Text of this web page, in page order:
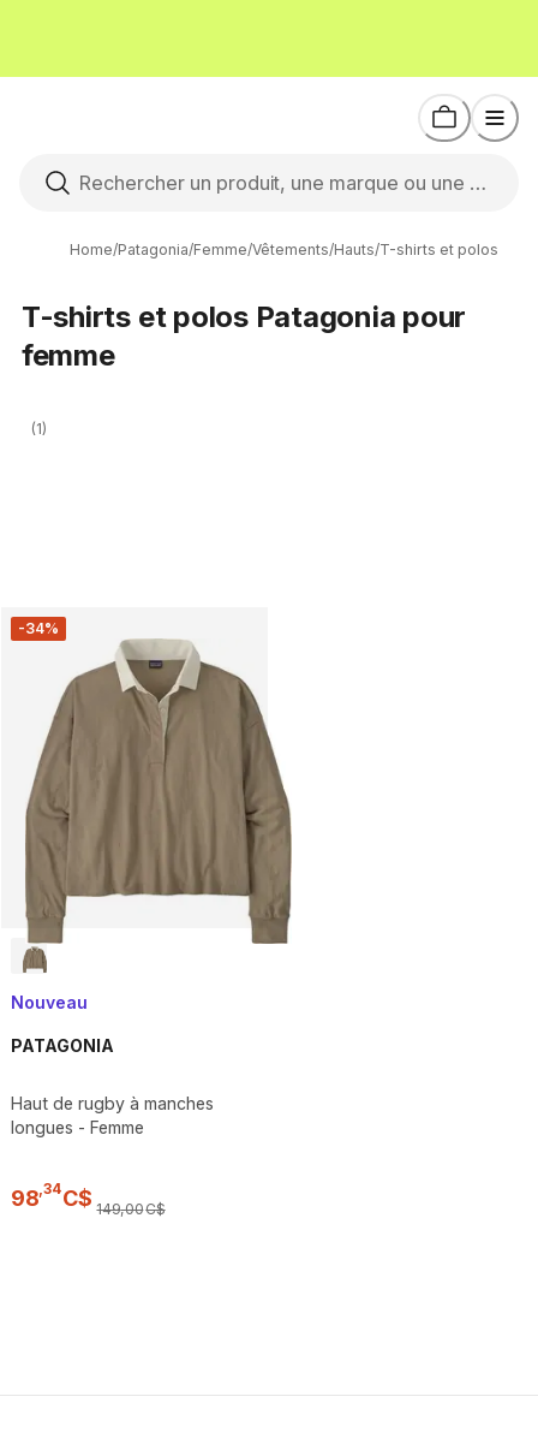
Home/Patagonia/Femme/Vêtements/Hauts/T-shirts et polos
T-shirts et polos Patagonia pour
femme
(1)
-34%
Nouveau
PATAGONIA
Haut de rugby à manches
longues - Femme
98 34C$ 149,00C$